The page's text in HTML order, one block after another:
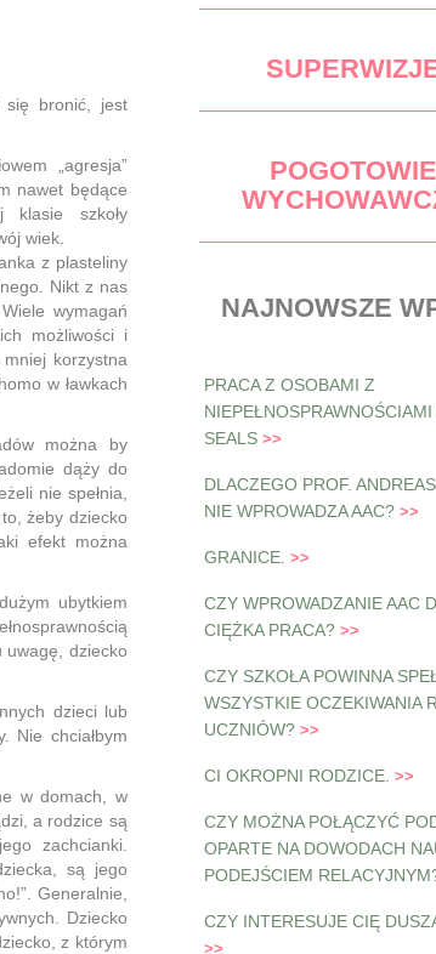
bronić, jest
„agresja”
nawet będące
klasie szkoły
wiek.
z plasteliny
Nikt z nas
wymagań
możliwości i
korzystna
w ławkach
można by
dąży do
nie spełnia,
żeby dziecko
efekt można
ubytkiem
uwagę, dziecko
dzieci lub
Nie chciałbym
w domach, w
a rodzice są
zachcianki.
są jego
Generalnie,
Dziecko
z którym
POGOTOWIE
NAJNOWSZE
PRACA Z OSOBAMI Z
NIEPEŁNOSPRAWNOŚCIAMI
SEALS
DLACZEGO PROF.
NIE WPROWADZA AAC?
GRANICE.
CZY WPROWADZANIE AAC
CIĘŻKA PRACA?
CZY SZKOŁA POWINNA
WSZYSTKIE OCZEKIWANIA
UCZNIÓW?
CI OKROPNI RODZICE.
CZY MOŻNA POŁĄCZYĆ
OPARTE NA DOWODACH
PODEJŚCIEM
CZY INTERESUJE CIĘ